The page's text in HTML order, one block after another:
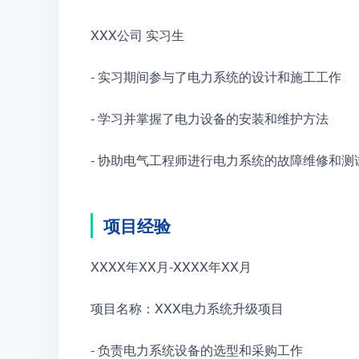
XXX公司 实习生
- 实习期间参与了电力系统的设计和施工工作
- 学习并掌握了电力设备的安装和维护方法
- 协助电气工程师进行电力系统的故障维修和测
项目经验
XXXX年XX月-XXXX年XX月
项目名称：XXX电力系统升级项目
- 负责电力系统设备的选型和采购工作